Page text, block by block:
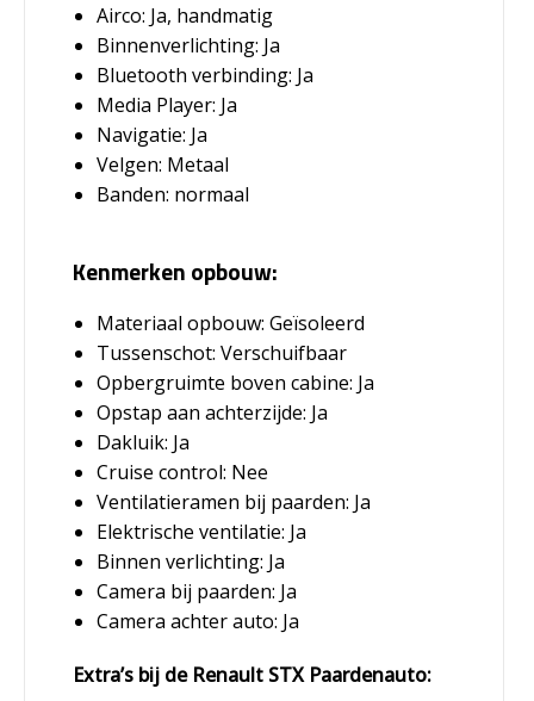
Airco: Ja, handmatig
Binnenverlichting: Ja
Bluetooth verbinding: Ja
Media Player: Ja
Navigatie: Ja
Velgen: Metaal
Banden: normaal
Kenmerken opbouw:
Materiaal opbouw: Geïsoleerd
Tussenschot: Verschuifbaar
Opbergruimte boven cabine: Ja
Opstap aan achterzijde: Ja
Dakluik: Ja
Cruise control: Nee
Ventilatieramen bij paarden: Ja
Elektrische ventilatie: Ja
Binnen verlichting: Ja
Camera bij paarden: Ja
Camera achter auto: Ja
Extra’s bij de Renault STX Paardenauto: